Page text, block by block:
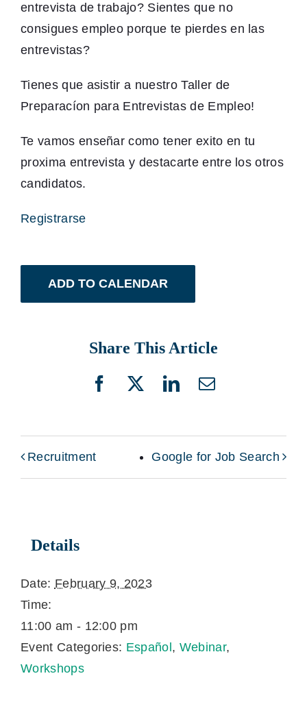
entrevista de trabajo? Sientes que no
consigues empleo porque te pierdes en las
entrevistas?
Tienes que asistir a nuestro Taller de
Preparacíon para Entrevistas de Empleo!
Te vamos enseñar como tener exito en tu
proxima entrevista y destacarte entre los otros
candidatos.
Registrarse
ADD TO CALENDAR
Share This Article
Facebook
X LinkedIn
Email
Recruitment Google for Job Search
Details
Date: February 9, 2023
Time:
11:00 am - 12:00 pm
Event Categories: Español , Webinar,
Workshops